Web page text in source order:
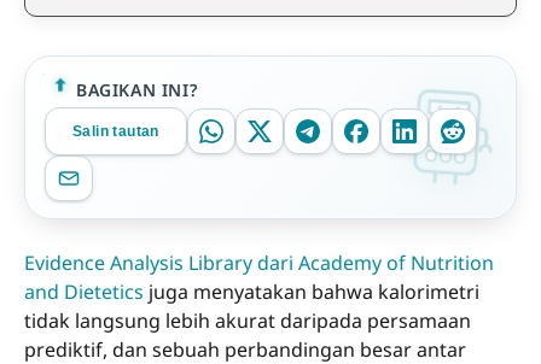
BAGIKAN INI?
Salin tautan
Evidence Analysis Library dari Academy of Nutrition
and Dietetics juga menyatakan bahwa kalorimetri
tidak langsung lebih akurat daripada persamaan
prediktif, dan sebuah perbandingan besar antar